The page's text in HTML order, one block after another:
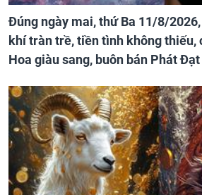
Đúng ngày mai, thứ Ba 11/8/
khí tràn trề, tiền tình không thiếu,
Hoa giàu sang, buôn bán Phát Đạt